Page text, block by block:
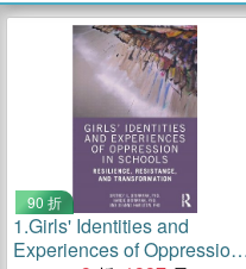
90 折
1.Girls' Identities and
Experiences of Oppression